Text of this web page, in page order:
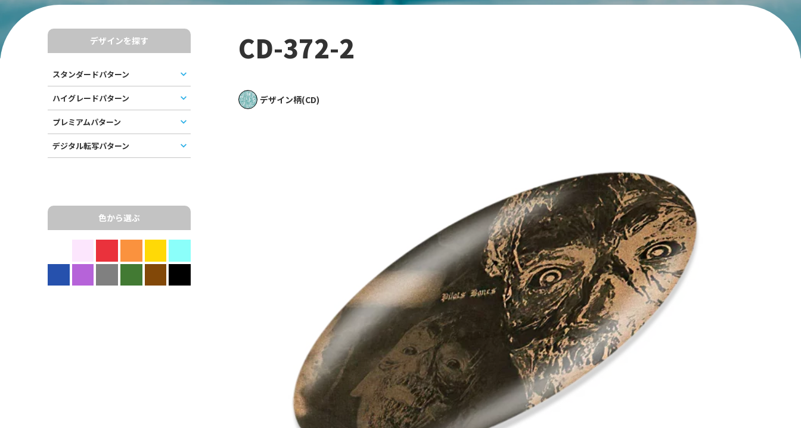
デザインを探す
スタンダードパターン
ハイグレードパターン
プレミアムパターン
デジタル転写パターン
色から選ぶ
CD-372-2
デザイン柄(CD)